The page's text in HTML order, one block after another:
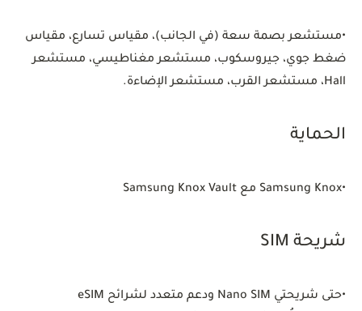
•مستشعر بصمة سعة (في الجانب)، مقياس تسارع، مقياس
ضغط جوي، جيروسكوب، مستشعر مغناطيسي، مستشعر
Hall، مستشعر القرب، مستشعر الإضاءة.
الحماية
•Samsung Knox مع Samsung Knox Vault
شريحة SIM
•حتى شريحتي Nano SIM ودعم متعدد لشرائح eSIM